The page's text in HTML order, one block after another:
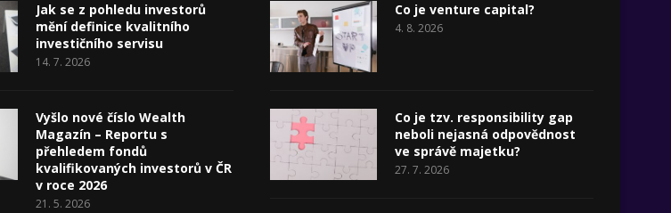
Jak se z pohledu investorů
mění definice kvalitního
investičního servisu
14. 7. 2026
Vyšlo nové číslo Wealth
Magazín – Reportu s
přehledem fondů
kvalifikovaných investorů v ČR
v roce 2026
21. 5. 2026
Co je venture capital?
4. 8. 2026
Co je tzv. responsibility gap
neboli nejasná odpovědnost
ve správě majetku?
27. 7. 2026